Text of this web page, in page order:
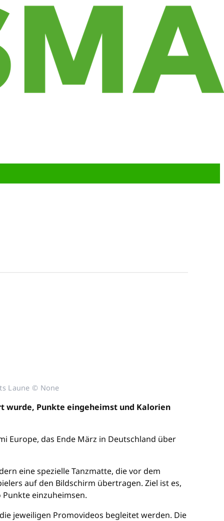
Laune © None
wurde, Punkte eingeheimst und Kalorien
Europe, das Ende März in Deutschland über
eine spezielle Tanzmatte, die vor dem
auf den Bildschirm übertragen. Ziel ist es,
einzuheimsen.
jeweiligen Promovideos begleitet werden. Die